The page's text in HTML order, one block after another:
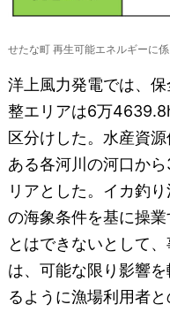
せたな町 再生可能エネルギーに
洋上風力発電では、
整エリアは6万
区分けした。水産資
ある各河川の河口か
リアとした。イカ釣
の海象条件を基に操
とはできないとして
は、可能な限り影響
るように漁場利用者